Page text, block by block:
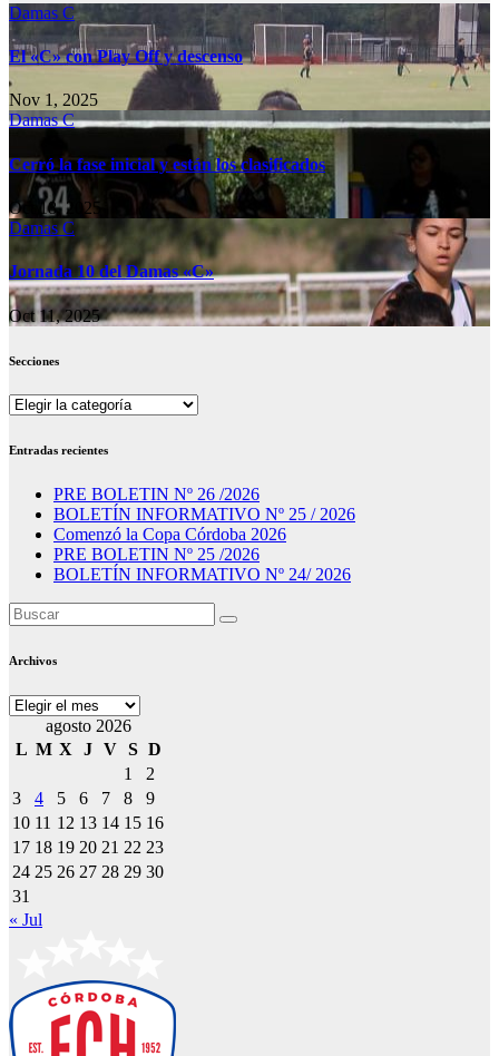
Damas C
El «C» con Play Off y descenso
Nov 1, 2025
Damas C
Cerró la fase inicial y están los clasificados
Oct 18, 2025
Damas C
Jornada 10 del Damas «C»
Oct 11, 2025
Secciones
Secciones
Entradas recientes
PRE BOLETIN Nº 26 /2026
BOLETÍN INFORMATIVO Nº 25 / 2026
Comenzó la Copa Córdoba 2026
PRE BOLETIN Nº 25 /2026
BOLETÍN INFORMATIVO Nº 24/ 2026
Archivos
Archivos
agosto 2026
L M X J V S D
1
2
3
4 5 6 7 8
9
10 11 12 13 14 15 16
17 18 19 20 21 22 23
24 25 26 27 28 29 30
31
« Jul